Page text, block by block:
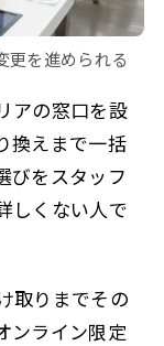
更を進められる
アの窓口を設
換えまで一括
びをスタッフ
しくない人で
取りまでその
ンライン限定